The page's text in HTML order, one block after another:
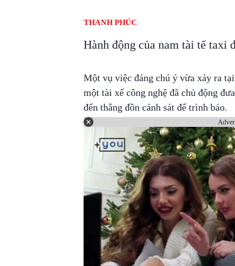
THANH PHÚC
Hành động của nam tài tế taxi
Một vụ việc đáng chú ý vừa xảy ra
một tài xế công nghệ đã chủ động
đến thẳng đồn cảnh sát để trình báo.